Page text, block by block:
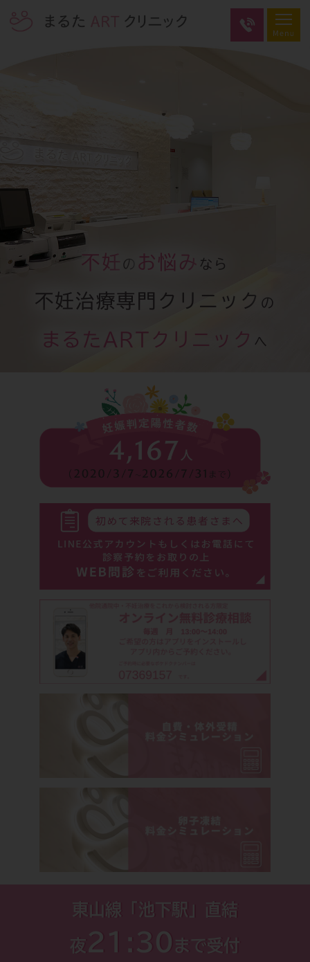
不妊 の お悩み なら
不妊治療専門クリニック の
まるたARTクリニック へ
東山線「池下駅」直結
夜 21:30 まで受付